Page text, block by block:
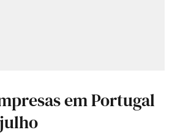
em Portugal